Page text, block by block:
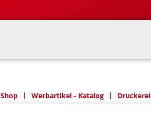
Shop | Werbartikel - Katalog | Druckerei